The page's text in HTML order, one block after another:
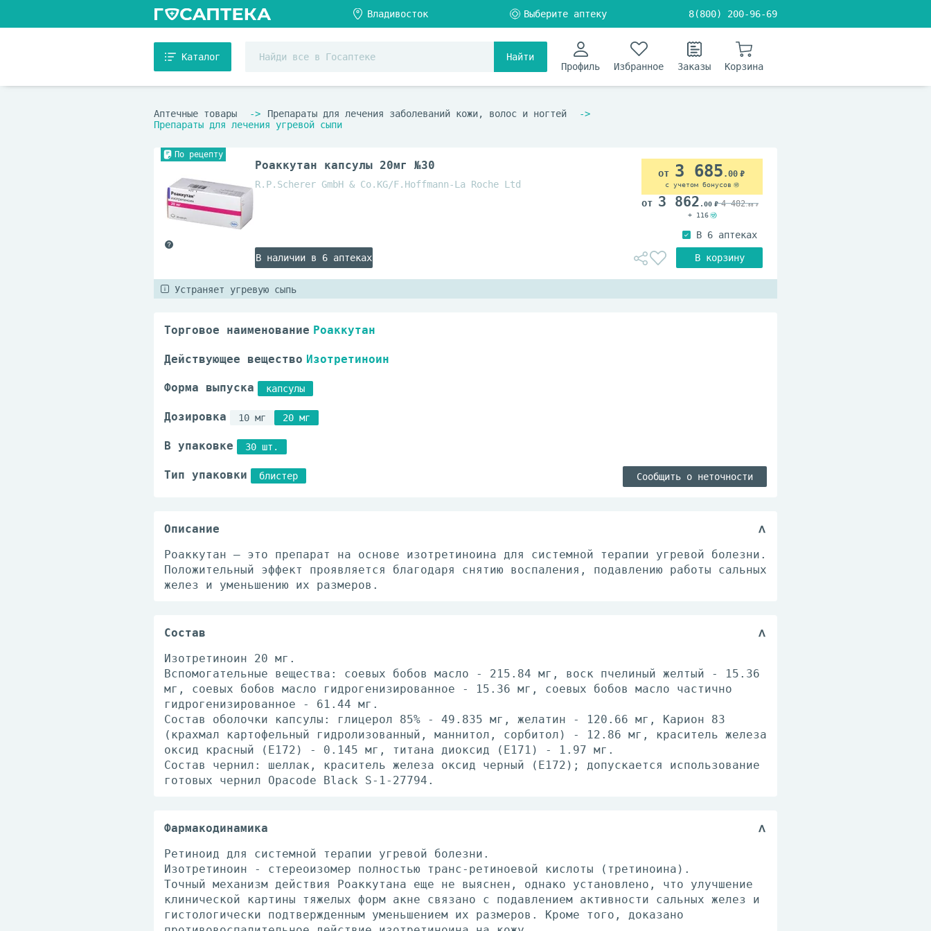
8(800) 200-96-69
Каталог
Найти
Профиль
Избранное Заказы Корзина
Аптечные товары
Препараты для лечения заболеваний кожи, волос и ногтей
Препараты для лечения угревой сыпи
По рецепту
Роаккутан капсулы 20мг №30
R.P.Scherer GmbH & Co.KG/F.Hoffmann-La Roche Ltd
В наличии в 6 аптеках
3 685 .00
с учетом бонусов
3 862 .00 4 482.00
+ 116
Устраняет угревую сыпь
Торговое наименование Роаккутан
Действующее вещество Изотретиноин
Форма выпуска капсулы
Дозировка 10 мг 20 мг
В упаковке 30 шт.
Тип упаковки блистер Сообщить о неточности
Описание
Роаккутан — это препарат на основе изотретиноина для системной терапии угревой болезни.
Положительный эффект проявляется благодаря снятию воспаления, подавлению работы сальных
желез и уменьшению их размеров.
Состав
Изотретиноин 20 мг.
Вспомогательные вещества: соевых бобов масло - 215.84 мг, воск пчелиный желтый - 15.36
мг, соевых бобов масло гидрогенизированное - 15.36 мг, соевых бобов масло частично
гидрогенизированное - 61.44 мг.
Состав оболочки капсулы: глицерол 85% - 49.835 мг, желатин - 120.66 мг, Карион 83
(крахмал картофельный гидролизованный, маннитол, сорбитол) - 12.86 мг, краситель железа
оксид красный (E172) - 0.145 мг, титана диоксид (E171) - 1.97 мг.
Состав чернил: шеллак, краситель железа оксид черный (E172); допускается использование
готовых чернил Opacode Black S-1-27794.
Фармакодинамика
Ретиноид для системной терапии угревой болезни.
Изотретиноин - стереоизомер полностью транс-ретиноевой кислоты (третиноина).
Точный механизм действия Роаккутана еще не выяснен, однако установлено, что улучшение
клинической картины тяжелых форм акне связано с подавлением активности сальных желез и
гистологически подтвержденным уменьшением их размеров. Кроме того, доказано